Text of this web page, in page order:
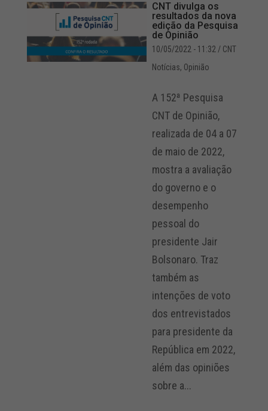
CNT divulga os
resultados da nova
edição da Pesquisa
de Opinião
10/05/2022 - 11:32 / CNT
Notícias, Opinião
A 152ª Pesquisa
CNT de Opinião,
realizada de 04 a 07
de maio de 2022,
mostra a avaliação
do governo e o
desempenho
pessoal do
presidente Jair
Bolsonaro. Traz
também as
intenções de voto
dos entrevistados
para presidente da
República em 2022,
além das opiniões
sobre a...